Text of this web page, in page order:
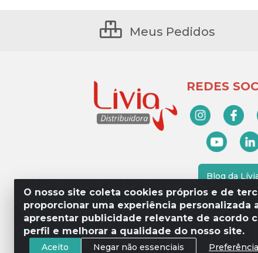
O nosso site coleta cookies próprios e de
proporcionar uma experiência personalizada
apresentar publicidade relevante de acordo
perfil e melhorar a qualidade do nosso site.
Aceito Negar não essenciais
Meus Pedidos
REDES
Blog da
Lívia Distribuidora - Av. Percy